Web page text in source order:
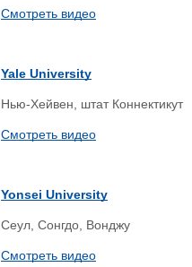
Смотреть видео
Yale University
Нью-Хейвен, штат Коннектикут
Смотреть видео
Yonsei University
Сеул, Сонгдо, Вонджу
Смотреть видео